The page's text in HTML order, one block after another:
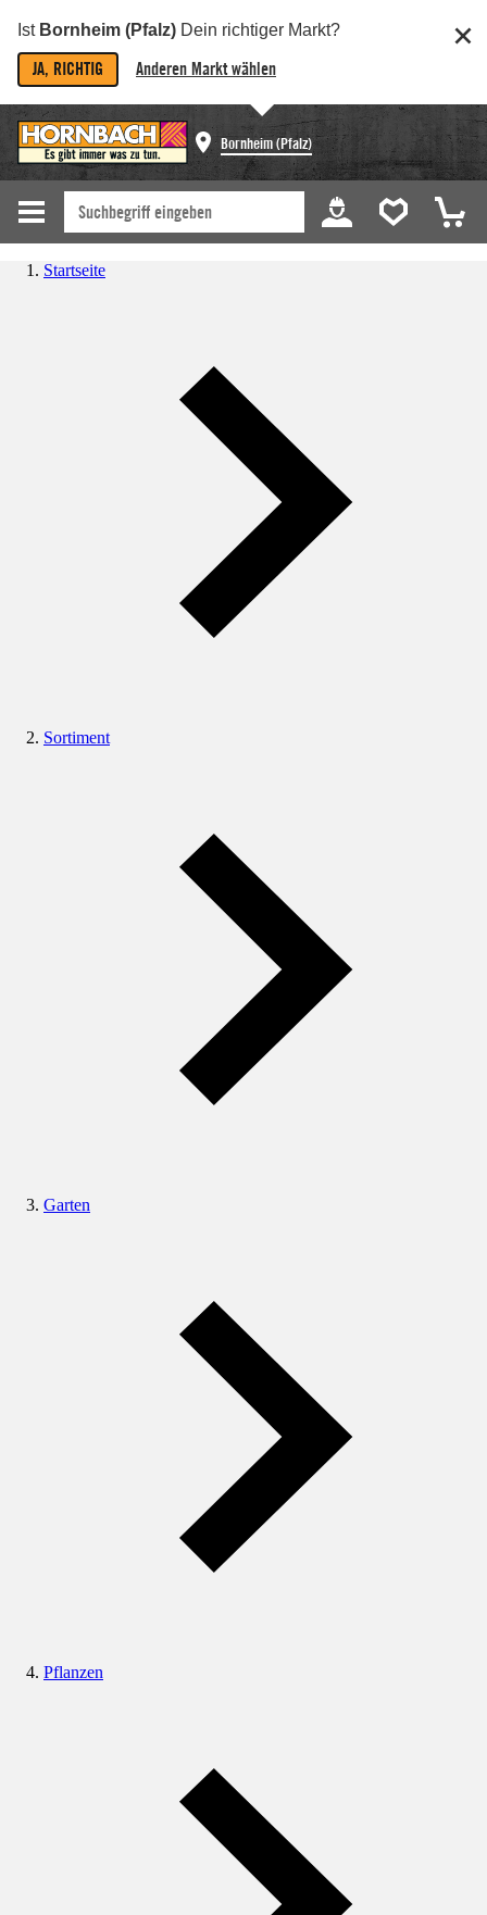
Ist Bornheim (Pfalz) Dein richtiger Markt?
JA, RICHTIG Anderen Markt wählen
Bornheim (Pfalz)
Startseite
Sortiment
Garten
Pflanzen